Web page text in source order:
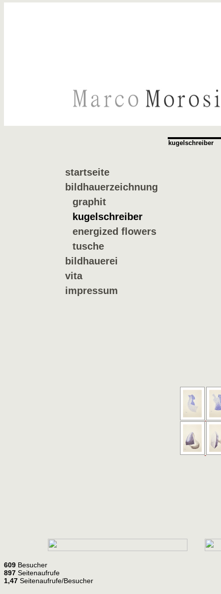
startseite
bildhauerzeichnung
graphit
kugelschreiber
energized flowers
tusche
bildhauerei
vita
impressum
kugelschreiber
609 Besucher
897 Seitenaufrufe
1,47 Seitenaufrufe/Besucher